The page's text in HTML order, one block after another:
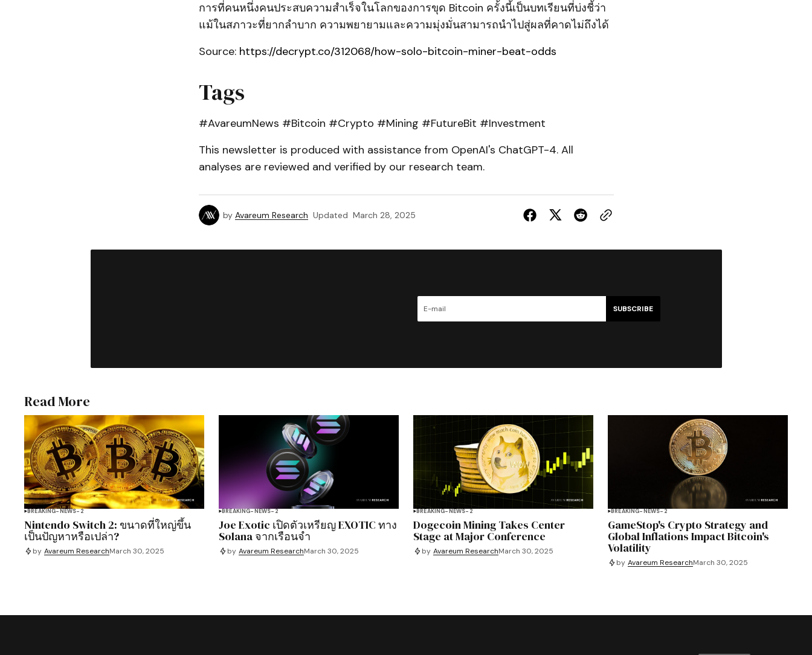
การที่คนหนึ่งคนประสบความสำเร็จในโลกของการขุด Bitcoin ครั้งนี้เป็นบทเรียนที่บ่งชี้ว่า
แม้ในสภาวะที่ยากลำบาก ความพยายามและความมุ่งมั่นสามารถนำไปสู่ผลที่คาดไม่ถึงได้
Source: https://decrypt.co/312068/how-solo-bitcoin-miner-beat-odds
Tags
#AvareumNews #Bitcoin #Crypto #Mining #FutureBit #Investment
This newsletter is produced with assistance from OpenAI's ChatGPT-4. All
analyses are reviewed and verified by our research team.
by Avareum Research Updated March 28, 2025
SUBSCRIBE
Read More
BREAKING-NEWS-2
Nintendo Switch 2: ขนาดที่ใหญ่ขึ้น
เป็นปัญหาหรือเปล่า?
by Avareum ResearchMarch 30, 2025
BREAKING-NEWS-2
Joe Exotic เปิดตัวเหรียญ EXOTIC ทาง
Solana จากเรือนจำ
by Avareum ResearchMarch 30, 2025
BREAKING-NEWS-2
Dogecoin Mining Takes Center
Stage at Major Conference
by Avareum ResearchMarch 30, 2025
BREAKING-NEWS-2
GameStop's Crypto Strategy and
Global Inflations Impact Bitcoin's
Volatility
by Avareum ResearchMarch 30, 2025